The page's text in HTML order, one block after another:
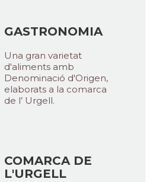
GASTRONOMIA
Una gran varietat
d'aliments amb
Denominació d'Origen,
elaborats a la comarca
de l’ Urgell.
COMARCA DE
L'URGELL